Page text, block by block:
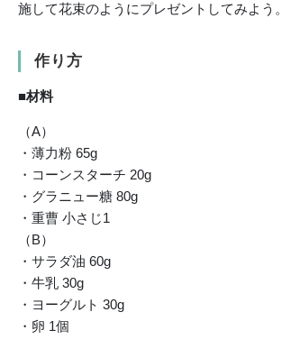
施して花束のようにプレゼントしてみよう。
作り方
■材料
（A）
・薄力粉 65g
・コーンスターチ 20g
・グラニュー糖 80g
・重曹 小さじ1
（B）
・サラダ油 60g
・牛乳 30g
・ヨーグルト 30g
・卵 1個